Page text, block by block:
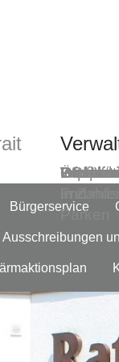
ÖPNV
Parken
Ortsplan
Bürgerservice
Ausschreibungen